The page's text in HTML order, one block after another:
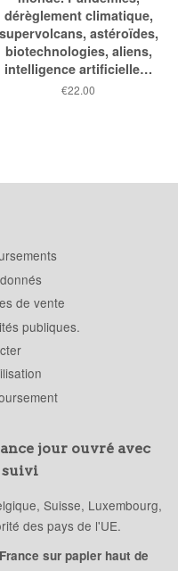
dérèglement climatique,
supervolcans, astéroïdes,
biotechnologies, aliens,
intelligence artificielle…
Prix
€22.00
de vente
publiques.
jour ouvré avec
suivi
Suisse, Luxembourg,
des pays de l'UE.
sur papier haut de